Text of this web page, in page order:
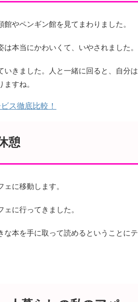
やペンギン館を見てまわりました。
本当にかわいくて、いやされました。
きました。人と一緒に回ると、自分は
すね。
ス徹底比較！
憩
に移動します。
に行ってきました。
本を手に取って読めるということにテ